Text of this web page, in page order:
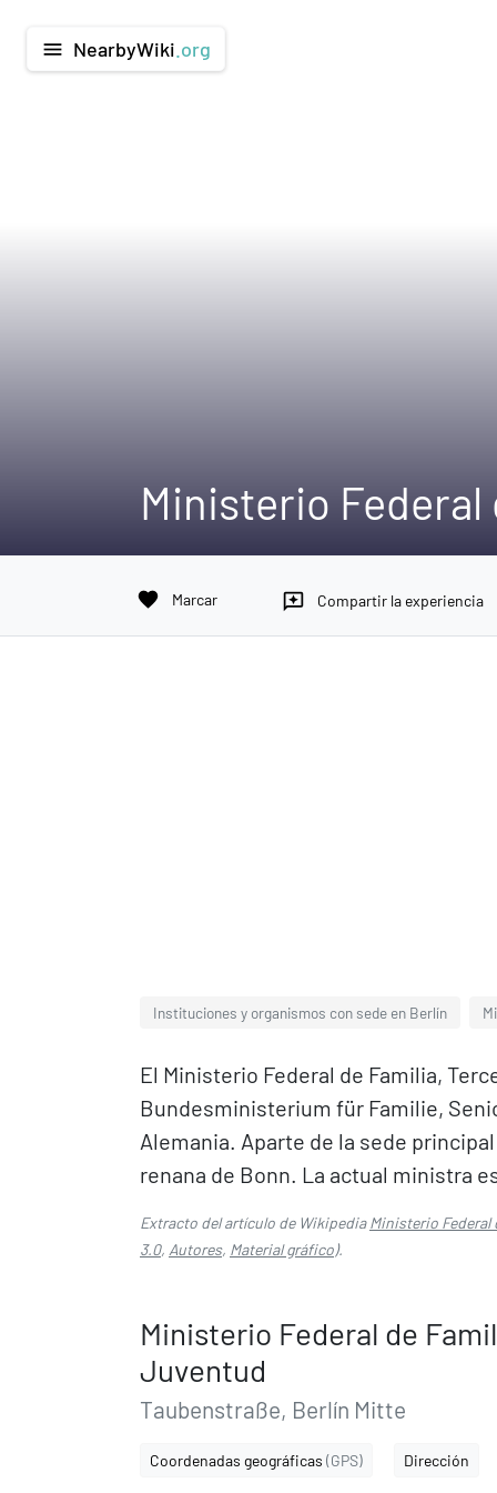
menu NearbyWiki .org
Ministerio Federal
favorite Marcar reviews Compartir la experiencia
Instituciones y organismos con sede en Berlín
El Ministerio Federal de Familia,
Bundesministerium für Familie,
Alemania. Aparte de la sede
renana de Bonn. La actual ministra
Extracto del artículo de WikipediaMinisterio Federal
3.0, Autores, Material gráfico).
Ministerio Federal de
Juventud
Taubenstraße, Berlín Mitte
Coordenadas geográficas (GPS) Dirección